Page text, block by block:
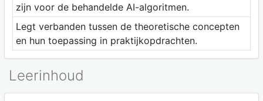
zijn voor de behandelde AI-algoritmen.
Legt verbanden tussen de theoretische concepten
en hun toepassing in praktijkopdrachten.
Leerinhoud